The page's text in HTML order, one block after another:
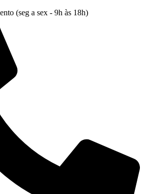
(seg a sex - 9h às 18h)